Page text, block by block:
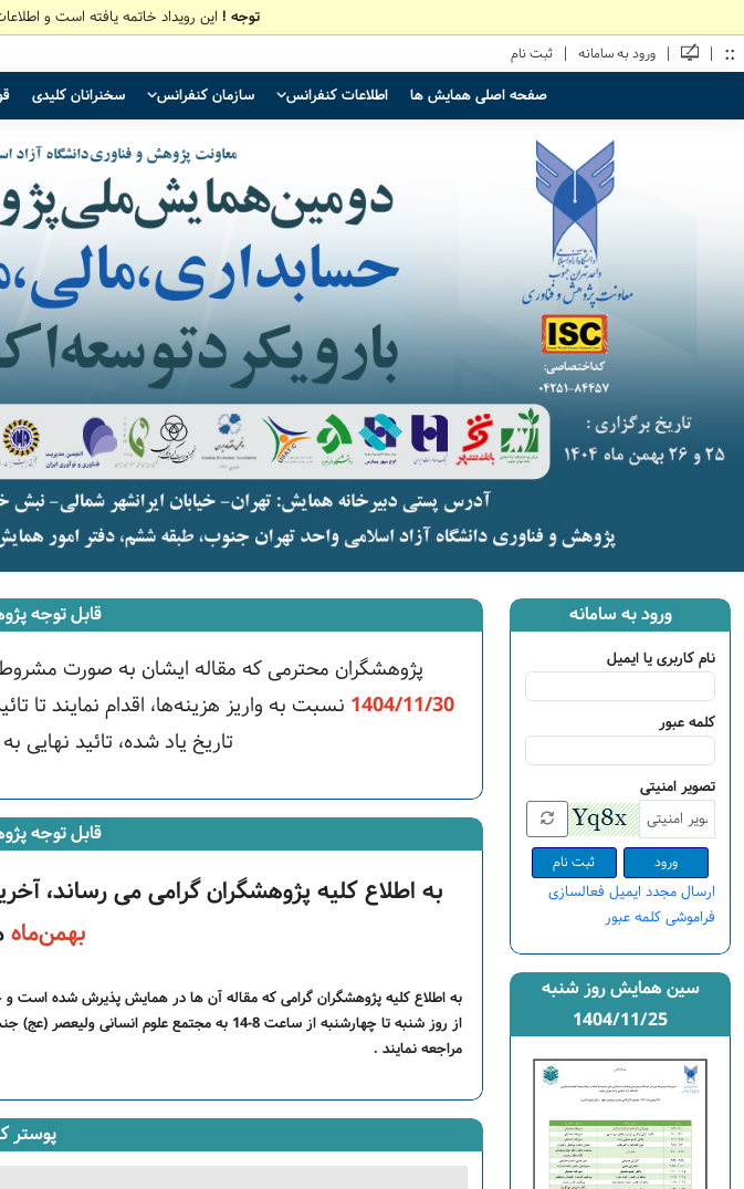
توجه ! این رویداد خاتمه یافته است و
::
|
| ورود به سامانه | ثبت نام
صفحه اصلی همایش ها
اطلاعات کنفرانس سازمان کنفرانس سخنرانان کلیدی
ورود به سامانه
نام کاربری یا ایمیل
کلمه عبور
تصویر امنیتی
ثبت نام
ارسال مجدد ایمیل فعالسازی
فراموشی کلمه عبور
سین همایش روز شنبه
1404/11/25
قابل توجه
پژوهشگران محترمی که مقاله ایشان به صورت
1404/11/30 نسبت به واریز هزینه‌ها، اقدام نمایند تا
تاریخ یاد شده، تائید نهایی
قابل توجه
به اطلاع کلیه پژوهشگران گرامی می رساند،
بهمن‌ماه
به اطلاع کلیه پژوهشگران گرامی که مقاله آن ها در همایش پذیرش شده
مراجعه نمایند .
پوستر